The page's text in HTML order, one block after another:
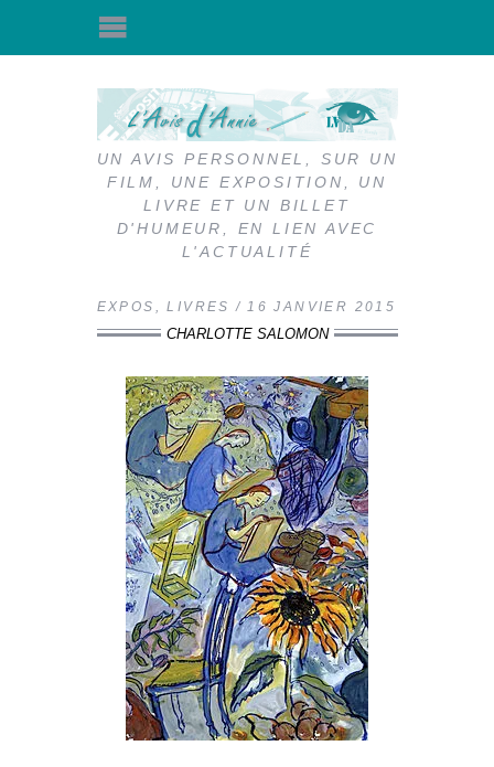
UN AVIS PERSONNEL, SUR UN
FILM, UNE EXPOSITION, UN
LIVRE ET UN BILLET
D'HUMEUR, EN LIEN AVEC
L'ACTUALITÉ
EXPOS ,LIVRES
16 JANVIER 2015
CHARLOTTE SALOMON